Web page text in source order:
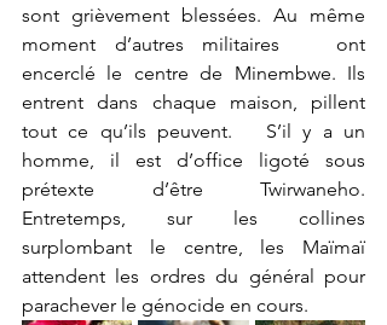
sont grièvement blessées. Au même
moment d’autres militaires   ont
encerclé le centre de Minembwe. Ils
entrent dans chaque maison, pillent
tout ce qu’ils peuvent.   S’il y a un
homme, il est d’office ligoté sous
prétexte d’être Twirwaneho.
Entretemps, sur les collines
surplombant le centre, les Maïmaï
attendent les ordres du général pour
parachever le génocide en cours.